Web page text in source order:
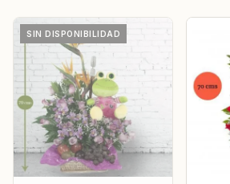
SIN DISPONIBILIDAD